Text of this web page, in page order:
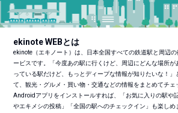
ekinote WEBとは
ekinote（エキノート）は、日本全国すべての鉄道駅と周辺
ービスです。「今度あの駅に行くけど、周辺にどんな場所
っている駅だけど、もっとディープな情報が知りたいな！」
て、観光・グルメ・買い物・交通などの情報をまとめてチ
Androidアプリをインストールすれば、「お気に入りの駅や
やエキメシの投稿」「全国の駅へのチェックイン」も楽しめ